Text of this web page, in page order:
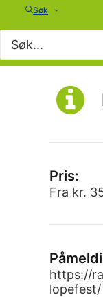
Søk
Pris:
Fra kr.
https://
lopefest/